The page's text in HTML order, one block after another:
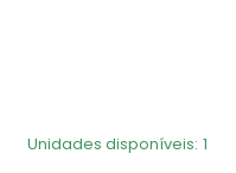
Unidades disponíveis: 1